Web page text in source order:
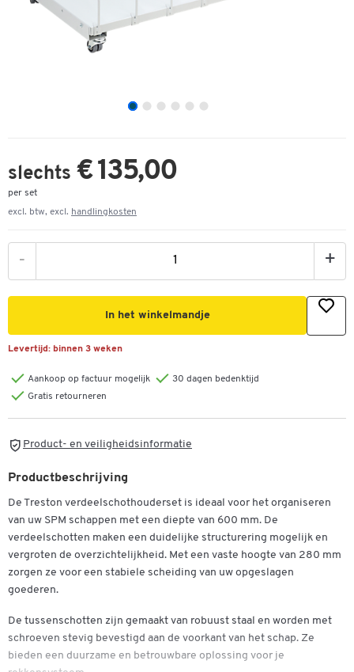
slechts € 135,00
per set
excl. btw, excl. handlingkosten
- +
In het winkelmandje
Levertijd: binnen 3 weken
Aankoop op factuur mogelijk
30 dagen bedenktijd
Gratis retourneren
Product- en veiligheidsinformatie
Productbeschrijving
De Treston verdeelschothouderset is ideaal voor het organiseren
van uw SPM schappen met een diepte van 600 mm. De
verdeelschotten maken een duidelijke structurering mogelijk en
vergroten de overzichtelijkheid. Met een vaste hoogte van 280 mm
zorgen ze voor een stabiele scheiding van uw opgeslagen
goederen.
De tussenschotten zijn gemaakt van robuust staal en worden met
schroeven stevig bevestigd aan de voorkant van het schap. Ze
bieden een duurzame en betrouwbare oplossing voor je